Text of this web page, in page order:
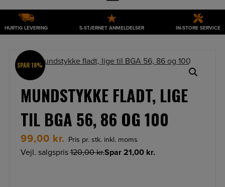
Hop
indholdet
HURTIG LEVERING 5-STJERNET ANMELDELSER IN-STORE SERVICE
SPAR 18%
MUNDSTYKKE FLADT, LIGE
TIL BGA 56, 86 OG 100
99,00 kr. Pris pr. stk. inkl. moms
Vejl. salgspris120,00kr.Spar 21,00 kr.